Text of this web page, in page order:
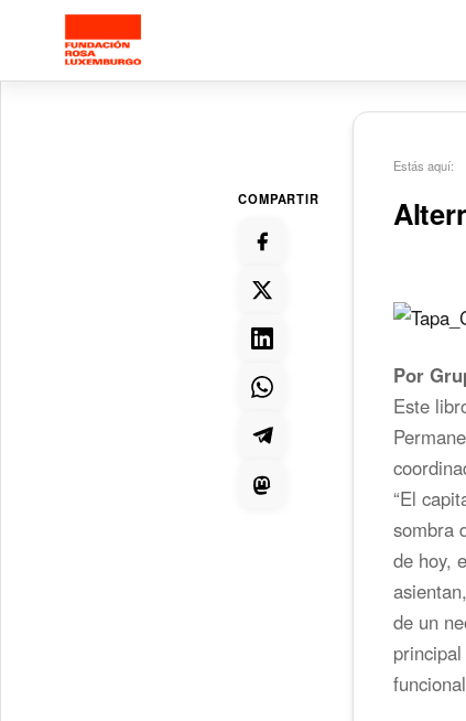
Saltar al contenido principal
COMPARTIR
Estás aquí:
Por
Este
“El
sombra
de hoy,
de un